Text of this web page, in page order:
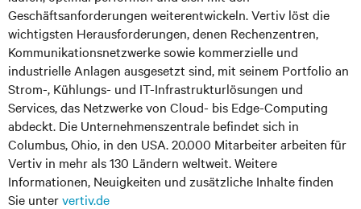
Geschäftsanforderungen weiterentwickeln. Vertiv löst die
wichtigsten Herausforderungen, denen Rechenzentren,
Kommunikationsnetzwerke sowie kommerzielle und
industrielle Anlagen ausgesetzt sind, mit seinem Portfolio an
Strom-, Kühlungs- und IT-Infrastrukturlösungen und
Services, das Netzwerke von Cloud- bis Edge-Computing
abdeckt. Die Unternehmenszentrale befindet sich in
Columbus, Ohio, in den USA. 20.000 Mitarbeiter arbeiten für
Vertiv in mehr als 130 Ländern weltweit. Weitere
Informationen, Neuigkeiten und zusätzliche Inhalte finden
Sie untervertiv.de